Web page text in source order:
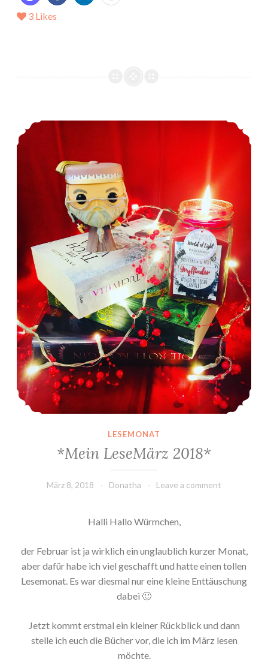
3 Likes
*Mein LeseMärz 2018*
LESEMONAT
*Mein LeseMärz 2018*
März 8, 2018 Donatha Leave a comment
Halli Hallo Würmchen,
der Februar ist ja wirklich ein unglaublich kurzer Monat,
aber dafür habe ich viel geschafft und hatte einen tollen
Lesemonat. Es war diesmal nur eine kleine Enttäuschung
dabei 🙂
Jetzt kommt erstmal ein kleiner Rückblick und dann
stelle ich euch die Bücher vor, die ich im März lesen
möchte.